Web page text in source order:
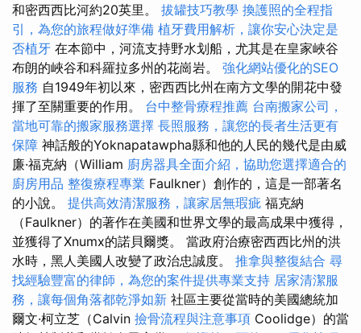
和密西西比河約20英里。 拔罐技巧教學 換護照的全程指
引，為您的旅程做好準備 植牙費用解析，讓你安心決定是
否植牙 在本節中，河流支持野水划船，尤其是在皇家峽谷
布朗的峽谷和科羅拉多州的花崗岩。 強化網站優化的SEO
服務 自1949年初以來，密西西比州在南方文學的開花中發
揮了至關重要的作用。 台中整骨療程推薦 台南搬家公司，
當地可靠的搬家服務選擇 長照服務，讓您的長者生活更有
保障 神話般的Yoknapatawpha縣和他的人民的幾代是由威
廉·福克納（William 廚房器具全面介紹，協助您選擇適合的
廚房用品 整復療程專業 Faulkner）創作的，這是一部著名
的小說。 提供高效清潔服務，讓家居無瑕疵 福克納
（Faulkner）的著作在美國和世界文學的最高成果中獲得，
並獲得了Xnumx的諾貝爾獎。 當政府治療密西西比州的洪
水時，黑人美國人改變了政治忠誠度。 推拿與整復結合 尋
找經驗豐富的律師，為您的案件提供專業支持 居家清潔服
務，讓每個角落都乾淨如新 社區主要從當時的美國總統加
爾文·柯立芝（Calvin 撿骨流程與注意事項 Coolidge）的當